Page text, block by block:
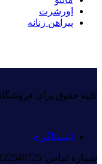
اورشرت
پیراهن زنانه
کلیه حقوق برای
اینستاگرام
شماره تماس: 09122548725